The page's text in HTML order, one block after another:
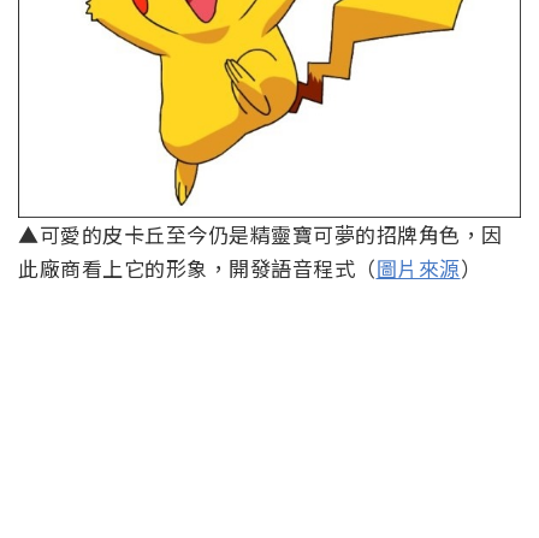
▲可愛的皮卡丘至今仍是精靈寶可夢的招牌角色，因
此廠商看上它的形象，開發語音程式（圖片來源）